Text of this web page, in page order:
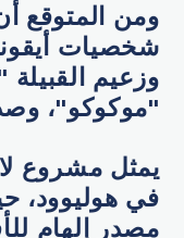
ومن المتوقع
شخصيات
وزعيم
"موكوكو"،
يمثل مشروع
في هوليوود،
مصدر إلهام